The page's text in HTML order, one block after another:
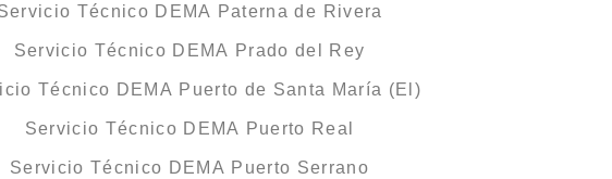
Técnico DEMA Paterna de Rivera
Servicio Técnico DEMA Prado del Rey
Técnico DEMA Puerto de Santa María (El)
Servicio Técnico DEMA Puerto Real
Servicio Técnico DEMA Puerto Serrano